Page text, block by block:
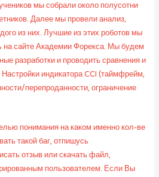
мы собрали около полусотни
Далее мы провели анализ,
из них. Лучшие из этих роботов мы
на сайте Академии Форекса. Мы будем
разработки и проводить сравнения и
индикатора CCI (таймфрейм,
перепроданности, ограничение
понимания на каком именно кол-ве
такой баг, отпишусь
отзыв или скачать файл,
пользователем. Если Вы